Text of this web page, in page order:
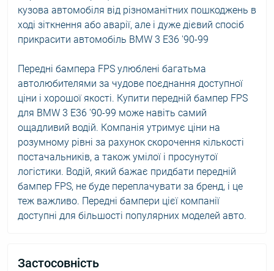
кузова автомобіля від різноманітних пошкоджень в
ході зіткнення або аварії, але і дуже дієвий спосіб
прикрасити автомобіль BMW 3 E36 '90-99
Передні бампера FPS улюблені багатьма
автолюбителями за чудове поєднання доступної
ціни і хорошої якості. Купити передній бампер FPS
для BMW 3 E36 '90-99 може навіть самий
ощадливий водій. Компанія утримує ціни на
розумному рівні за рахунок скорочення кількості
постачальників, а також умілої і просунутої
логістики. Водій, який бажає придбати передній
бампер FPS, не буде переплачувати за бренд, і це
теж важливо. Передні бампери цієї компанії
доступні для більшості популярних моделей авто.
Застосовність